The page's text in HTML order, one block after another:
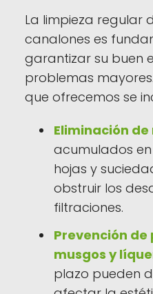
La limpieza regular
canalones es
garantizar su buen
problemas
que ofrecemos se
Eliminación de
acumulados
hojas y
obstruir los
filtraciones.
Prevención
musgos y
plazo pueden